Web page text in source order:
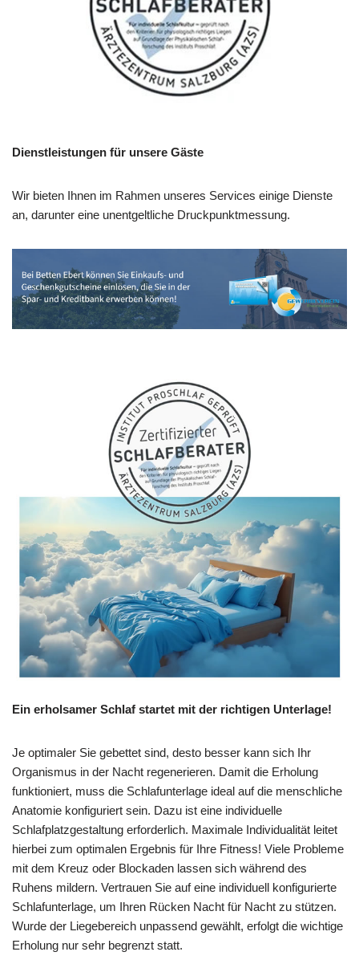
Dienstleistungen für unsere Gäste
Wir bieten Ihnen im Rahmen unseres Services einige Dienste
an, darunter eine unentgeltliche Druckpunktmessung.
Ein erholsamer Schlaf startet mit der richtigen Unterlage!
Je optimaler Sie gebettet sind, desto besser kann sich Ihr
Organismus in der Nacht regenerieren. Damit die Erholung
funktioniert, muss die Schlafunterlage ideal auf die menschliche
Anatomie konfiguriert sein. Dazu ist eine individuelle
Schlafplatzgestaltung erforderlich. Maximale Individualität leitet
hierbei zum optimalen Ergebnis für Ihre Fitness! Viele Probleme
mit dem Kreuz oder Blockaden lassen sich während des
Ruhens mildern. Vertrauen Sie auf eine individuell konfigurierte
Schlafunterlage, um Ihren Rücken Nacht für Nacht zu stützen.
Wurde der Liegebereich unpassend gewählt, erfolgt die wichtige
Erholung nur sehr begrenzt statt.